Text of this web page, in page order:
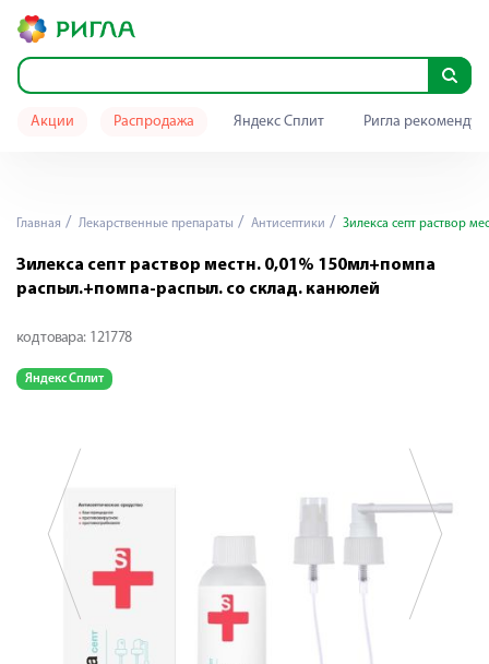
Акции Распродажа Яндекс Сплит Ригла
Главная Лекарственные препараты Антисептики Зилекса септ раствор
Зилекса септ раствор местн. 0,01% 150мл+помпа
распыл.+помпа-распыл. со склад. канюлей
код товара: 121778
Яндекс Сплит